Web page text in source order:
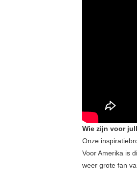
Wie zijn voor
Onze
Voor Amerika is
weer grote fan